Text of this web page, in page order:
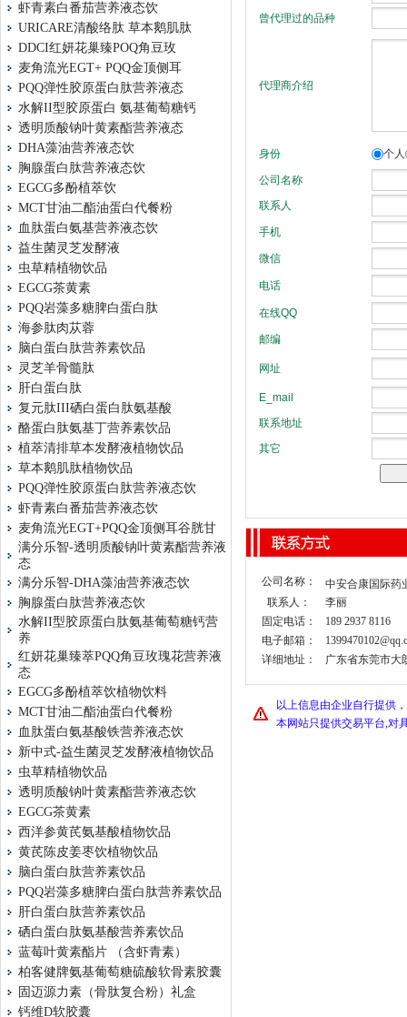
虾青素白番茄营养液态饮
URICARE清酸络肽 草本鹅肌肽
DDCI红妍花巢臻POQ角豆玫
麦角流光EGT+ PQQ金顶侧耳
PQQ弹性胶原蛋白肽营养液态
水解II型胶原蛋白 氨基葡萄糖钙
透明质酸钠叶黄素酯营养液态
DHA藻油营养液态饮
胸腺蛋白肽营养液态饮
EGCG多酚植萃饮
MCT甘油二酯油蛋白代餐粉
血肽蛋白氨基营养液态饮
益生菌灵芝发酵液
虫草精植物饮品
EGCG茶黄素
PQQ岩藻多糖脾白蛋白肽
海参肽肉苁蓉
脑白蛋白肽营养素饮品
灵芝羊骨髓肽
肝白蛋白肽
复元肽III硒白蛋白肽氨基酸
酪蛋白肽氨基丁营养素饮品
植萃清排草本发酵液植物饮品
草本鹅肌肽植物饮品
PQQ弹性胶原蛋白肽营养液态饮
虾青素白番茄营养液态饮
麦角流光EGT+PQQ金顶侧耳谷胱甘
满分乐智-透明质酸钠叶黄素酯营养液
态
满分乐智-DHA藻油营养液态饮
胸腺蛋白肽营养液态饮
水解II型胶原蛋白肽氨基葡萄糖钙营
养
红妍花巢臻萃PQQ角豆玫瑰花营养液
态
EGCG多酚植萃饮植物饮料
MCT甘油二酯油蛋白代餐粉
血肽蛋白氨基酸铁营养液态饮
新中式-益生菌灵芝发酵液植物饮品
虫草精植物饮品
透明质酸钠叶黄素酯营养液态饮
EGCG茶黄素
西洋参黄芪氨基酸植物饮品
黄芪陈皮姜枣饮植物饮品
脑白蛋白肽营养素饮品
PQQ岩藻多糖脾白蛋白肽营养素饮品
肝白蛋白肽营养素饮品
硒白蛋白肽氨基酸营养素饮品
蓝莓叶黄素酯片 （含虾青素）
柏客健牌氨基葡萄糖硫酸软骨素胶囊
固迈源力素（骨肽复合粉）礼盒
钙维D软胶囊
公司名称：
中安合康国际药
联系人：
李丽
固定电话：
189 2937 8116
电子邮箱：
详细地址：
广东省东莞市大
以上信息由企业自行提供
本网站只提供交易平台,对